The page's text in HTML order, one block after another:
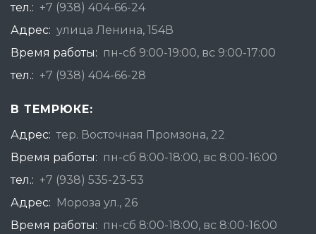
тел.: +7 (938) 404-66-24
Адрес: улица Ленина, 154В
Время работы: пн-сб 9:00-19:00, вс 9:00-17:00
тел.: +7 (938) 404-66-28
В ТЕМРЮКЕ:
Адрес: тер. Восточная Промзона, 22
Время работы: пн-сб 8:00-18:00, вс 8:00-16:00
тел.: +7 (938) 535-23-53
Адрес: Мороза ул., 26
Время работы: пн-сб 8:00-18:00, вс 8:00-16:00